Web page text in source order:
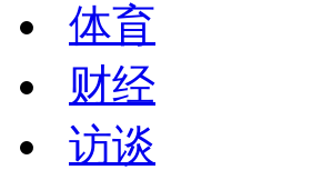
体育
财经
访谈